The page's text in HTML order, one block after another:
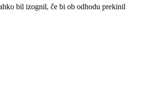
bil izognil, če bi ob odhodu prekinil